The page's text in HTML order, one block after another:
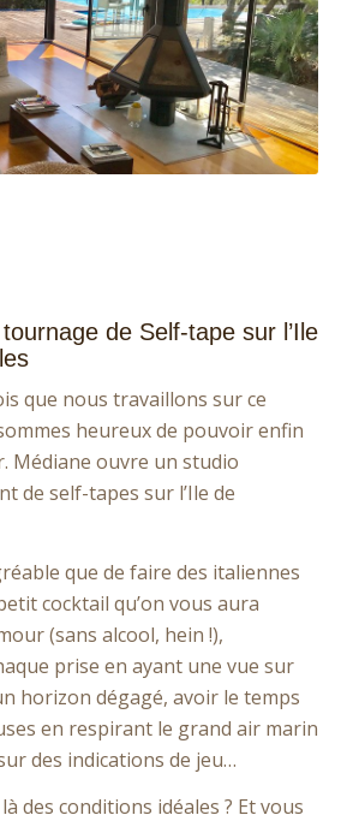
de Self-tape sur l’Ile
que nous travaillons sur ce
heureux de pouvoir enfin
Médiane ouvre un studio
de self-tapes sur l’Ile de
que de faire des italiennes
cocktail qu’on vous aura
(sans alcool, hein !),
prise en ayant une vue sur
horizon dégagé, avoir le temps
en respirant le grand air marin
des indications de jeu…
des conditions idéales ? Et vous